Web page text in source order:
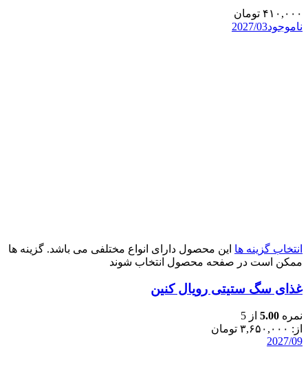
۴۱۰,۰۰۰ تومان
ناموجود2027/03
انتخاب گزینه ها این محصول دارای انواع مختلفی می باشد. گزینه ها
ممکن است در صفحه محصول انتخاب شوند
غذای سگ ستیتی رویال کنین
نمره 5.00 از 5
از: ۳,۶۵۰,۰۰۰ تومان
2027/09